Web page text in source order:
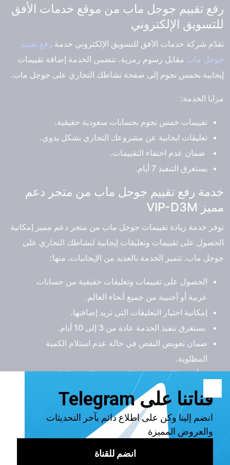
رفع تقييم جوجل ماب من موقع خدمات الأفق
للتسويق الإلكتروني
تقدّم شركة خدمات الأفق للتسويق الإلكتروني خدمة رفع تقييم
جوجل ماب مقابل رسوم رمزية. تتضمن الخدمة إضافة تقييمات
إيجابية بخمس نجوم إلى صفحة نشاطك التجاري على جوجل ماب.
مزايا الخدمة:
تقييمات خمس نجوم بحسابات سعودية حقيقية.
تعليقات ايجابية عن مشروعك التجاري بشكل يدوي.
ضمان عدم اختفاء التقييمات.
يستغرق التنفيذ 7 أيام.
خدمة رفع تقييم جوجل ماب من متجر دعم
مميز VIP-D3M
توفر خدمة زيادة تقييمات جوجل ماب من متجر دعم مميز إمكانية
الحصول على تقييمات وتعليقات إيجابية لنشاطك التجاري على
جوجل ماب. تتميز الخدمة بالعديد من الإيجابيات، منها:
الحصول على تقييمات وتعليقات حقيقية من حسابات
عربية أو أجنبية من جميع أنحاء العالم.
إمكانية اختيار التعليقات التي تريد إضافتها.
يستغرق تنفيذ الخدمة عادة من 3 إلى 10 أيام.
ضمان تعويض النقص في حالة عدم استلام الكمية
المطلوبة.
يبدأ سعر الخدمة من ريال سعودي للتقييم الواحد، مع
إمكانية شراء كميات أكبر بسعر أقل.
رفع تقييم جوجل ماب من موقع فوير
يقدم موقع فوير خدمة زيادة تقييمات جوجل ماب بأسعار منخفضة